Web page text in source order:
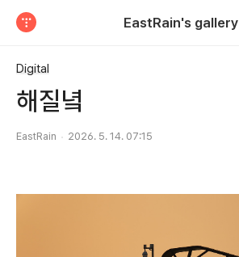
EastRain's gallery
Digital
해질녘
EastRain 2026. 5. 14. 07:15